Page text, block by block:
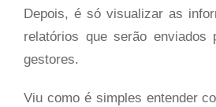
Depois, é só visualizar as
relatórios que serão enviados
gestores.
Viu como é simples entender